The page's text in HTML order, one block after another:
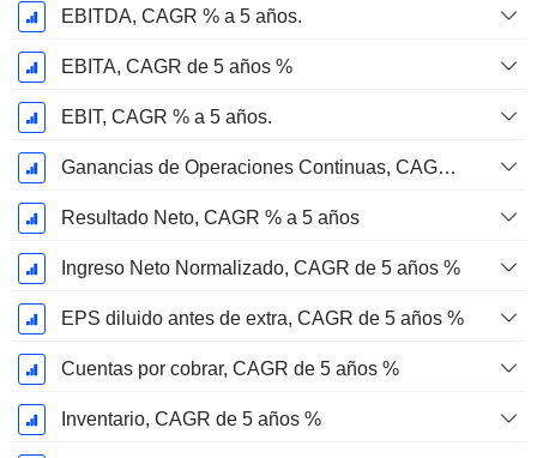
EBITDA, CAGR % a 5 años.
EBITA, CAGR de 5 años %
EBIT, CAGR % a 5 años.
Ganancias de Operaciones Continuas, CAGR de 5 Años %
Resultado Neto, CAGR % a 5 años
Ingreso Neto Normalizado, CAGR de 5 años %
EPS diluido antes de extra, CAGR de 5 años %
Cuentas por cobrar, CAGR de 5 años %
Inventario, CAGR de 5 años %